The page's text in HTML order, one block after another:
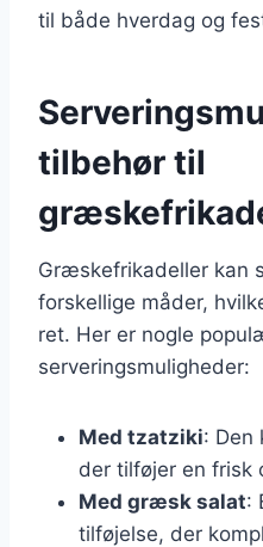
til både hverdag og
tilbehør til
Græskefrikadeller kan
forskellige måder,
ret. Her er nogle
serveringsmuligheder:
Med tzatziki: Den
der tilføjer en frisk
Med græsk salat:
tilføjelse, der